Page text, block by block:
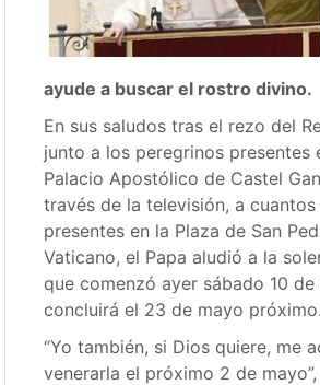
ayude a buscar el rostro divino.
En sus saludos tras el rezo del
junto a los peregrinos presentes
Palacio Apostólico de Castel
través de la televisión, a cuantos
presentes en la Plaza de San
Vaticano, el Papa aludió a la
que comenzó ayer sábado 10
concluirá el 23 de mayo próximo.
“Yo también, si Dios quiere, me
venerarla el próximo 2 de